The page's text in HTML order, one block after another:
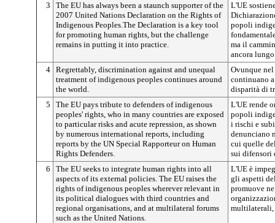
3
The EU has always been a staunch supporter of the
2007 United Nations Declaration on the Rights of
Indigenous Peoples.The Declaration is a key tool
for promoting human rights, but the challenge
remains in putting it into practice.
L'UE
popoli
ma il
ancora
4 Regrettably, discrimination against and unequal
treatment of indigenous peoples continues around
the world.
Ovunque
continuano a
disparità di
5
The EU pays tribute to defenders of indigenous
peoples' rights, who in many countries are exposed
to particular risks and acute repression, as shown
by numerous international reports, including
reports by the UN Special Rapporteur on Human
Rights Defenders.
L'UE rende
popoli
i rischi e
denunciano
cui quelle
sui difensori
6
The EU seeks to integrate human rights into all
aspects of its external policies. The EU raises the
rights of indigenous peoples wherever relevant in
its political dialogues with third countries and
regional organisations, and at multilateral forums
such as the United Nations.
L'UE è
gli aspetti
promuove
multilaterali,